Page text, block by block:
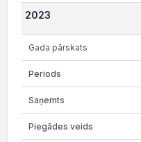
2023
Gada pārskats